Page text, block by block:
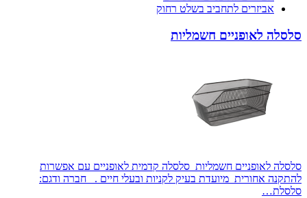
אביזרים לתחביב בשלט רחוק
סלסלה לאופניים חשמליות
סלסלה לאופניים חשמליות סלסלה קדמית לאופניים עם אפשרות
להתקנה אחורית מיועדת בעיק לקניות ובעלי חיים . חברה ודגם:
סלסלת…